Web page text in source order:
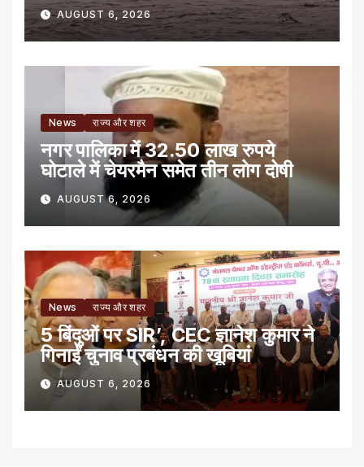
AUGUST 6, 2026
News राज्य और शहर
नगर पालिका में 32.50 लाख रुपये
घोटाले में चेयरमैन समेत तीन लोग दोषी
AUGUST 6, 2026
News राज्य और शहर
5 बिंदुओं पर SIR’, CEC ज्ञानेश कुमार ने
गिनाईं चुनाव प्रबंधन की खूबियां
AUGUST 6, 2026